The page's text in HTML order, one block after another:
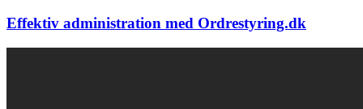
Effektiv administration med Ordrestyring.dk